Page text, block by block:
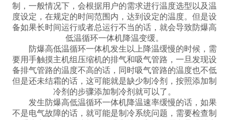
制，一般情况下，会根据用户的需求进行温度选型以及温
度设定，在规定的时间范围内，达到设定的温度。但是设
备如果长时间运行或者总运行不当的话，就会导致防爆高
低温循环一体机降温变缓。
防爆高低温循环一体机发生以上降温缓慢的时候，需
要用手触摸主机组压缩机的排气和吸气管路，一旦发现设
备排气管路的温度不高的话，同时吸气管路的温度也不低
但是还未结霜的话，这可能就是缺少制冷剂，按照添加制
冷剂的步骤添加制冷剂就可以了。
发生防爆高低温循环一体机降温速率缓慢的话，如果
不是电气故障的话，就可能是制冷系统问题，需要检查制